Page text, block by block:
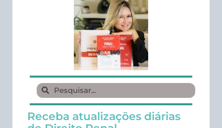
Receba atualizações diárias